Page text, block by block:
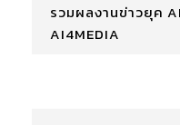
รวมผลงานข่าวยุค
AI4MEDIA